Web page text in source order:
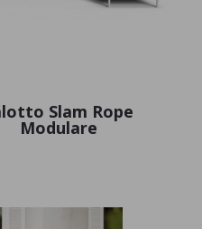
Slam Rope
Modulare